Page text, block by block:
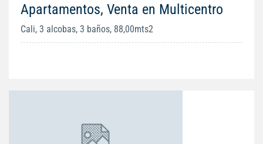
Apartamentos, Venta en Multicentro
Cali, 3 alcobas, 3 baños, 88,00mts2